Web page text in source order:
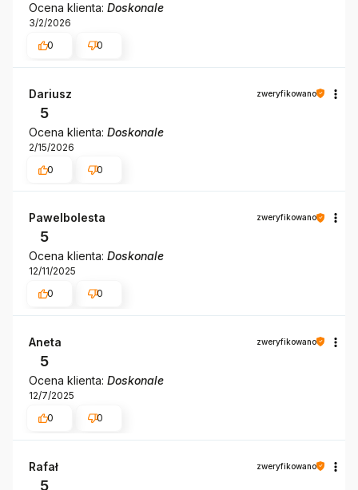
Ocena klienta: Doskonale
3/2/2026
0
0
Dariusz zweryfikowano
5
Ocena klienta: Doskonale
2/15/2026
0
0
Pawelbolesta zweryfikowano
5
Ocena klienta: Doskonale
12/11/2025
0
0
Aneta zweryfikowano
5
Ocena klienta: Doskonale
12/7/2025
0
0
Rafał zweryfikowano
5